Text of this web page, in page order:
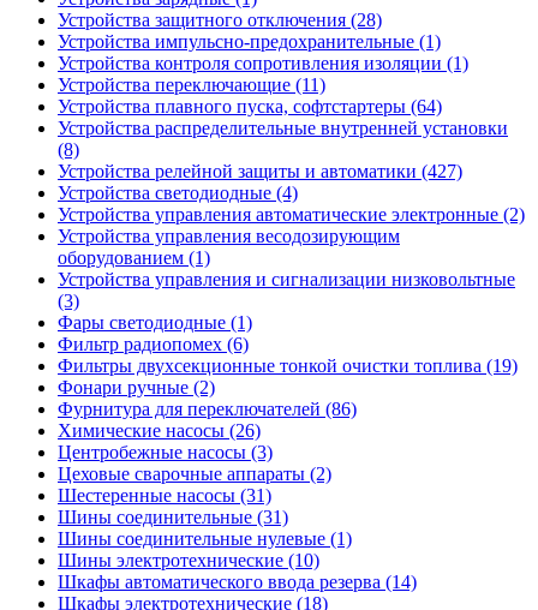
Устройства защитного отключения (28)
Устройства импульсно-предохранительные (1)
Устройства контроля сопротивления изоляции (1)
Устройства переключающие (11)
Устройства плавного пуска, софтстартеры (64)
Устройства распределительные внутренней установки
(8)
Устройства релейной защиты и автоматики (427)
Устройства светодиодные (4)
Устройства управления автоматические электронные (2)
Устройства управления весодозирующим
оборудованием (1)
Устройства управления и сигнализации низковольтные
(3)
Фары светодиодные (1)
Фильтр радиопомех (6)
Фильтры двухсекционные тонкой очистки топлива (19)
Фонари ручные (2)
Фурнитура для переключателей (86)
Химические насосы (26)
Центробежные насосы (3)
Цеховые сварочные аппараты (2)
Шестеренные насосы (31)
Шины соединительные (31)
Шины соединительные нулевые (1)
Шины электротехнические (10)
Шкафы автоматического ввода резерва (14)
Шкафы электротехнические (18)